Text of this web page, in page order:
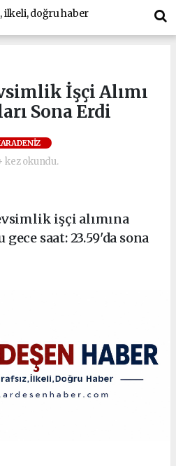
İşçi Alımı
Sona Erdi
kez okundu.
işçi alımına
saat: 23.59'da sona